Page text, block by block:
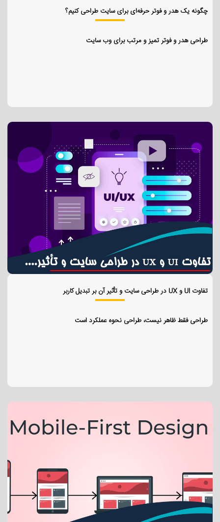
چگونه یک هدر و فوتر حرفه‌ای برای سایت طراحی کنیم؟
طراحی هدر و فوتر تمیز و مرتب برای وب سایت
تفاوت UI و UX در طراحی سایت و تأثیر آن بر تبدیل کاربر
طراحی فقط ظاهر نیست، طراحی نحوه عملکرد است